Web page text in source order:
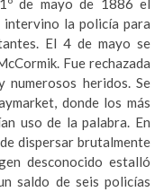
de mayo de 1886 el
la policía para
El 4 de mayo se
Fue rechazada
heridos. Se
donde los más
uso de la palabra. En
dispersar brutalmente
desconocido estalló
saldo de seis policías